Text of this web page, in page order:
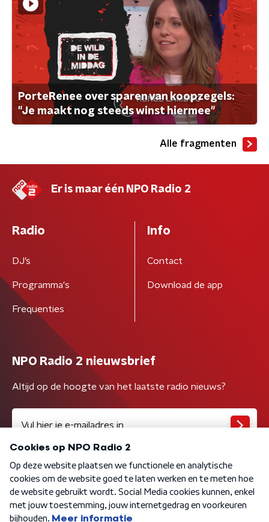
PorteRenee over sparen van koopzegels:
"Je maakt nog steeds winst hiermee"
Alle fragmenten
Er is maar één NPO Radio 2
Radio
DJ’s
Programma's
Frequenties
Info
Contact
Download de app
NPO Radio 2 nieuwsbrief
Altijd op de hoogte van het laatste radio nieuws?
Algemene voorwaarden